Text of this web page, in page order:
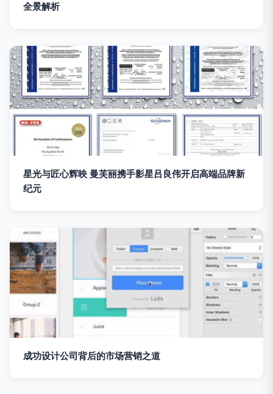
全景解析
星光与匠心辉映 曼芙丽携手影星吕良伟开启高端品牌新
纪元
成功设计公司背后的市场营销之道